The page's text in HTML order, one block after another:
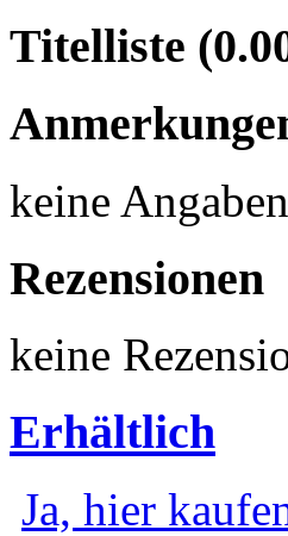
Titelliste
keine Angaben
Rezensionen
keine
Erhältlich
Ja, hier